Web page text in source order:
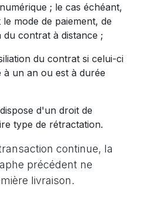
; le cas échéant,
mode de paiement, de
du contrat à distance ;
du contrat si celui-ci
un an ou est à durée
d'un droit de
type de rétractation.
continue, la
précédent ne
livraison.